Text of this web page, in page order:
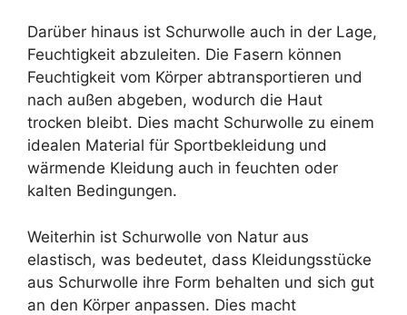
Darüber hinaus ist Schurwolle auch in der Lage,
Feuchtigkeit abzuleiten. Die Fasern können
Feuchtigkeit vom Körper abtransportieren und
nach außen abgeben, wodurch die Haut
trocken bleibt. Dies macht Schurwolle zu einem
idealen Material für Sportbekleidung und
wärmende Kleidung auch in feuchten oder
kalten Bedingungen.
Weiterhin ist Schurwolle von Natur aus
elastisch, was bedeutet, dass Kleidungsstücke
aus Schurwolle ihre Form behalten und sich gut
an den Körper anpassen. Dies macht